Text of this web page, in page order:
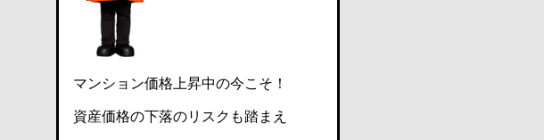
マンション価格上昇中の今こそ！
資産価格の下落のリスクも踏まえ